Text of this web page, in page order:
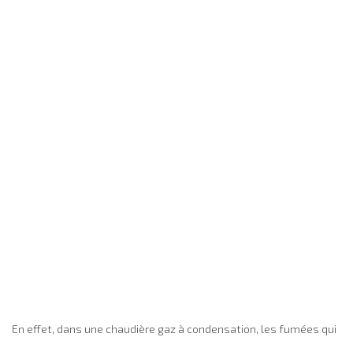
En effet, dans une chaudière gaz à condensation, les fumées qui